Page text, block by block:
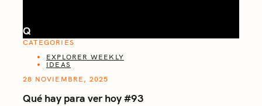
Q
CATEGORIES
EXPLORER WEEKLY
IDEAS
28 NOVIEMBRE, 2025
Qué hay para ver hoy #93